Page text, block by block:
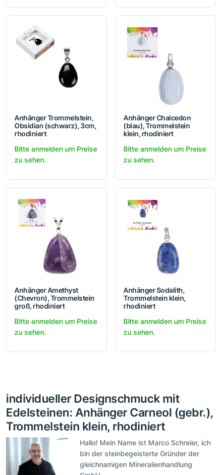
Anhänger Trommelstein,
Obsidian (schwarz), 3cm,
rhodiniert
Bitte anmelden um Preise
zu sehen.
Anhänger Chalcedon
(blau), Trommelstein
klein, rhodiniert
Bitte anmelden um Preise
zu sehen.
Anhänger Amethyst
(Chevron), Trommelstein
groß, rhodiniert
Bitte anmelden um Preise
zu sehen.
Anhänger Sodalith,
Trommelstein klein,
rhodiniert
Bitte anmelden um Preise
zu sehen.
individueller Designschmuck mit
Edelsteinen: Anhänger Carneol (gebr.),
Trommelstein klein, rhodiniert
Hallo! Mein Name ist Marco Schreier, ich
bin der steinbegeisterte Gründer der
gleichnamigen Mineralienhandlung